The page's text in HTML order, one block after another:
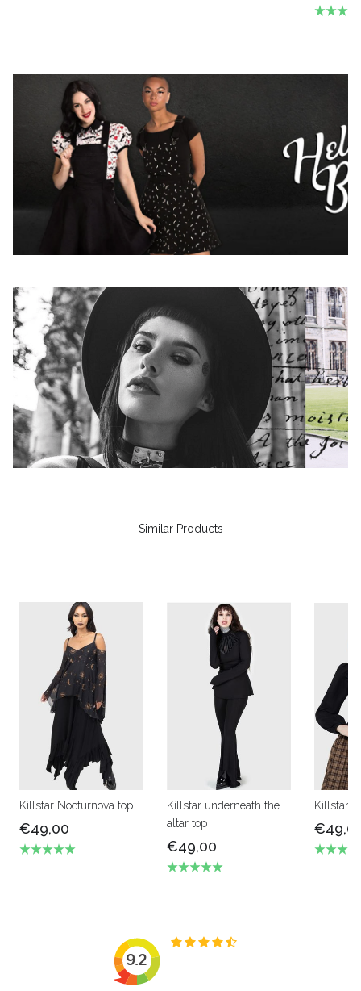
Similar Products
Killstar Nocturnova top
€49,00
Killstar underneath the
altar top
€49,00
Killstar